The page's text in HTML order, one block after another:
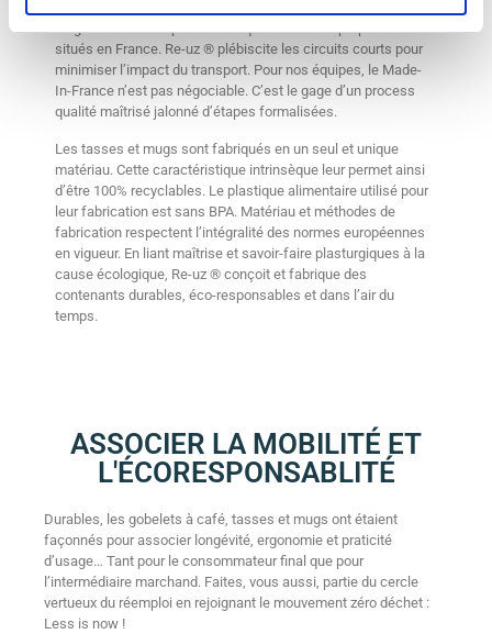
La gamme « Hotcup » est fabriquée dans nos propres ateliers
situés en France. Re-uz ® plébiscite les circuits courts pour
minimiser l’impact du transport. Pour nos équipes, le Made-
In-France n’est pas négociable. C’est le gage d’un process
qualité maîtrisé jalonné d’étapes formalisées.
Les tasses et mugs sont fabriqués en un seul et unique
matériau. Cette caractéristique intrinsèque leur permet ainsi
d’être 100% recyclables. Le plastique alimentaire utilisé pour
leur fabrication est sans BPA. Matériau et méthodes de
fabrication respectent l’intégralité des normes européennes
en vigueur. En liant maîtrise et savoir-faire plasturgiques à la
cause écologique, Re-uz ® conçoit et fabrique des
contenants durables, éco-responsables et dans l’air du
temps.
ASSOCIER LA MOBILITÉ ET
L'ÉCORESPONSABLITÉ
Durables, les gobelets à café, tasses et mugs ont étaient
façonnés pour associer longévité, ergonomie et praticité
d’usage… Tant pour le consommateur final que pour
l’intermédiaire marchand. Faites, vous aussi, partie du cercle
vertueux du réemploi en rejoignant le mouvement zéro déchet :
Less is now !